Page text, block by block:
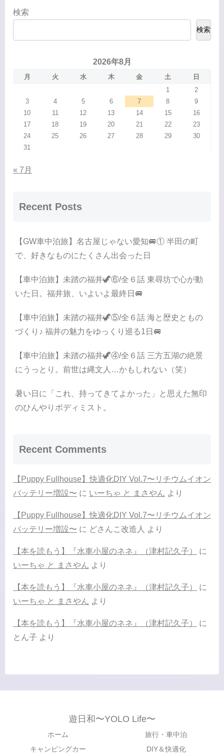
検索
検索
2026年8月
月 火 水 木 金 土
日
1
2
3
4 5 6 7 8
9
10
11 12 13 14 15
16
17
18 19 20 21 22
23
24
25 26 27 28 29
30
31
« 7月
Recent Posts
【GW車中泊旅】名古屋じゃない愛知🚐① 半田の町
で、好きなものにたくさん出会った日
【車中泊旅】未踏の福井🦖⑥/全６話 東尋坊で心が動
いた日。福井旅、いよいよ最終日🚐
【車中泊旅】未踏の福井🦖⑤/全６話 海と歴史ともの
づくり♪ 福井の魅力をゆっくり巡る1日🚐
【車中泊旅】未踏の福井🦖④/全６話 三方五湖の絶景
にうっとり。前世は縄文人…かもしれない（笑）
暑い日に「これ、持ってきてよかった」と思えた無印
のひんやりボディミスト。
Recent Comments
【Puppy Fullhouse】快適化DIY Vol.7〜リチウムイオン
バッテリー増設〜 に いーちゃ と まさやん より
【Puppy Fullhouse】快適化DIY Vol.7〜リチウムイオン
バッテリー増設〜 に どさんこ改造人 より
【本を読もう】『水車小屋のネネ』（津村記久子）
に
いーちゃ と まさやん より
【本を読もう】『水車小屋のネネ』（津村記久子）
に
いーちゃ と まさやん より
【本を読もう】『水車小屋のネネ』（津村記久子）
に
とん子 より
遊日和〜YOLO Life〜
ホーム
旅行・車中泊
キャンピングカー
DIY＆快適化